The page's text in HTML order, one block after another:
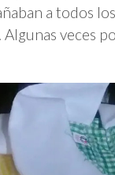
a todos
veces